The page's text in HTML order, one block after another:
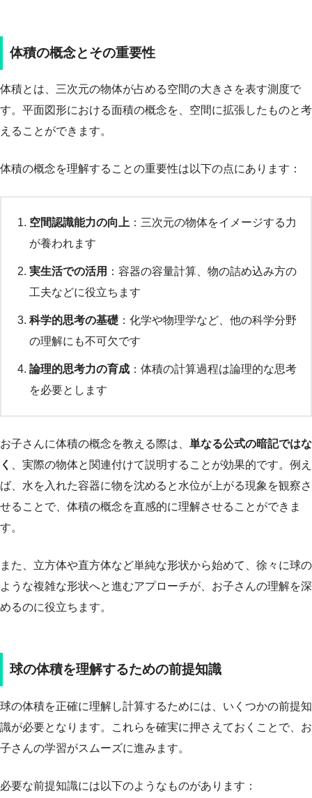
体積の概念とその重要性
体積とは、三次元の物体が占める空間の大きさを表す測度で
す。平面図形における面積の概念を、空間に拡張したものと考
えることができます。
体積の概念を理解することの重要性は以下の点にあります：
空間認識能力の向上 ：三次元の物体をイメージする力
が養われます
実生活での活用 ：容器の容量計算、物の詰め込み方の
工夫などに役立ちます
科学的思考の基礎 ：化学や物理学など、他の科学分野
の理解にも不可欠です
論理的思考力の育成 ：体積の計算過程は論理的な思考
を必要とします
お子さんに体積の概念を教える際は、 単なる公式の暗記ではな
く
、実際の物体と関連付けて説明することが効果的です。例え
ば、水を入れた容器に物を沈めると水位が上がる現象を観察さ
せることで、体積の概念を直感的に理解させることができま
す。
また、立方体や直方体など単純な形状から始めて、徐々に球の
ような複雑な形状へと進むアプローチが、お子さんの理解を深
めるのに役立ちます。
球の体積を理解するための前提知識
球の体積を正確に理解し計算するためには、いくつかの前提知
識が必要となります。これらを確実に押さえておくことで、お
子さんの学習がスムーズに進みます。
必要な前提知識には以下のようなものがあります：